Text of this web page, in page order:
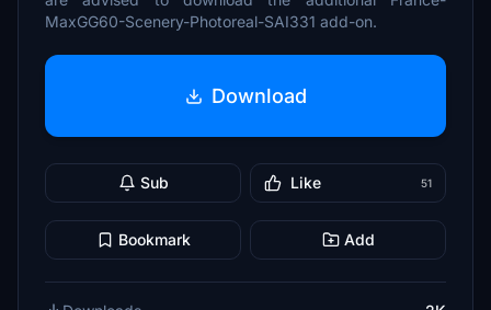
MaxGG60-Scenery-Photoreal-SAI331 add-on.
Download
Sub Like 51
Bookmark Add